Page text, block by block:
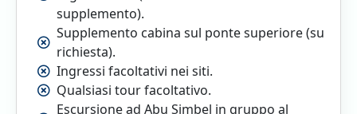
supplemento).
Supplemento cabina sul ponte superiore (su
richiesta).
Ingressi facoltativi nei siti.
Qualsiasi tour facoltativo.
Escursione ad Abu Simbel in gruppo al